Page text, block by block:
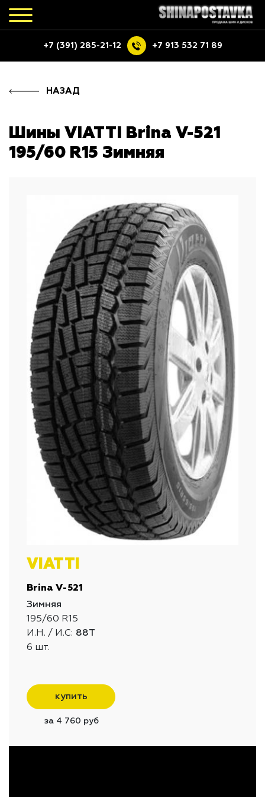
+7 (391) 285-21-12 +7 913 532 71 89
НАЗАД
Шины VIATTI Brina V-521
195/60 R15 Зимняя
VIATTI
Brina V-521
Зимняя
195/60 R15
И.Н. / И.С: 88T
6 шт.
купить
за 4 760 руб